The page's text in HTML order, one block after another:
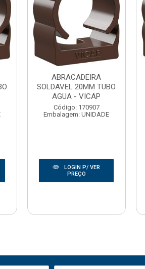
ABRACADEIRA
SOLDAVEL 20MM TUBO
AGUA - VICAP
Código: 170907
Embalagem: UNIDADE
LOGIN P/ VER
PREÇO